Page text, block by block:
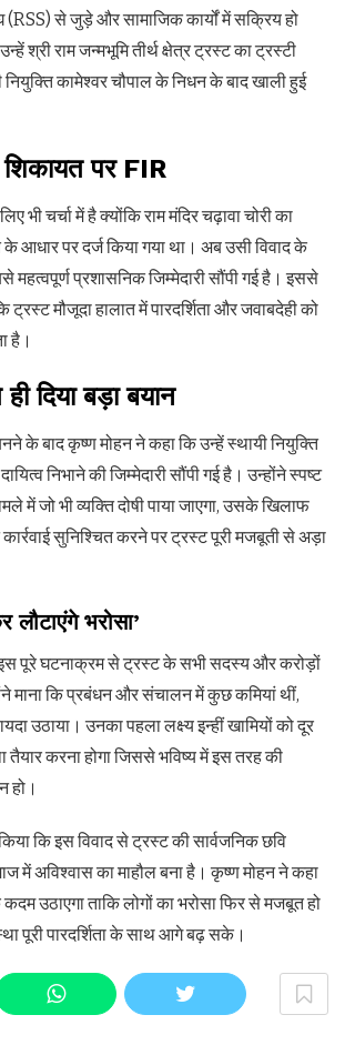
(RSS) से जुड़े और सामाजिक कार्यों में सक्रिय हो
श्री राम जन्मभूमि तीर्थ क्षेत्र ट्रस्ट का ट्रस्टी
कामेश्वर चौपाल के निधन के बाद खाली हुई
पर FIR
भी चर्चा में है क्योंकि राम मंदिर चढ़ावा चोरी का
आधार पर दर्ज किया गया था। अब उसी विवाद के
महत्वपूर्ण प्रशासनिक जिम्मेदारी सौंपी गई है। इससे
मौजूदा हालात में पारदर्शिता और जवाबदेही को
है।
दिया बड़ा बयान
के बाद कृष्ण मोहन ने कहा कि उन्हें स्थायी नियुक्ति
निभाने की जिम्मेदारी सौंपी गई है। उन्होंने स्पष्ट
में जो भी व्यक्ति दोषी पाया जाएगा, उसके खिलाफ
सुनिश्चित करने पर ट्रस्ट पूरी मजबूती से अड़ा
लौटाएंगे भरोसा’
पूरे घटनाक्रम से ट्रस्ट के सभी सदस्य और करोड़ों
माना कि प्रबंधन और संचालन में कुछ कमियां थीं,
उठाया। उनका पहला लक्ष्य इन्हीं खामियों को दूर
तैयार करना होगा जिससे भविष्य में इस तरह की
हो।
कि इस विवाद से ट्रस्ट की सार्वजनिक छवि
में अविश्वास का माहौल बना है। कृष्ण मोहन ने कहा
उठाएगा ताकि लोगों का भरोसा फिर से मजबूत हो
पूरी पारदर्शिता के साथ आगे बढ़ सके।